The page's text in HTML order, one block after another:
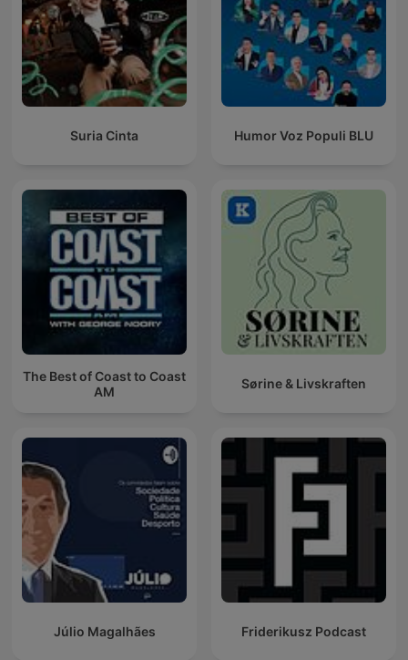
Suria Cinta Humor Voz Populi BLU
The Best of Coast to Coast
AM
Sørine & Livskraften
Júlio Magalhães Friderikusz Podcast